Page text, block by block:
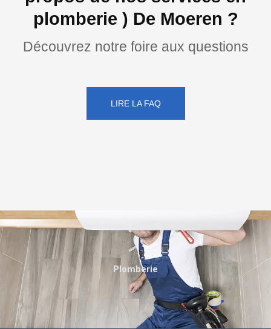
plomberie ) De Moeren ?
Découvrez notre foire aux questions
LIRE LA FAQ
Plomberie